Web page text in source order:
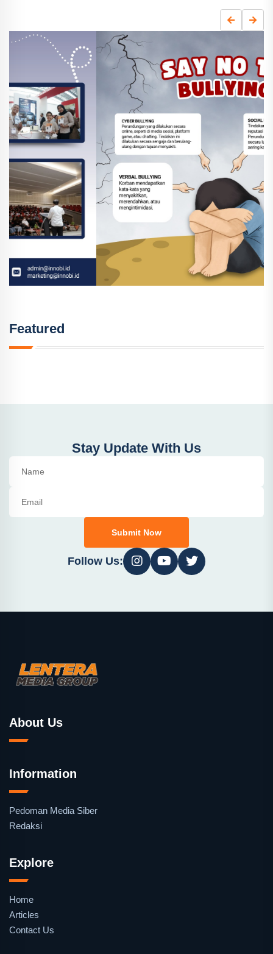
Featured
Stay Update With Us
Submit Now
Follow Us:
About Us
Information
Pedoman Media Siber
Redaksi
Explore
Home
Articles
Contact Us